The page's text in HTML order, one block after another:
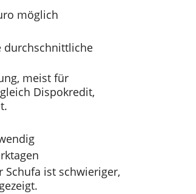
möglich
durchschnittliche
meist für
Dispokredit,
Schufa ist schwieriger,